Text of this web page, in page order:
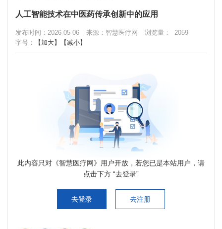
人工智能技术在中医药传承创新中的应用
发布时间：2026-05-06 来源：智慧医疗网 浏览量：
2059
字号：
【加大】 【减小】
此内容只对《智慧医疗网》用户开放，若您已是本站用户，请
点击下方 “去登录”
去登录 去注册